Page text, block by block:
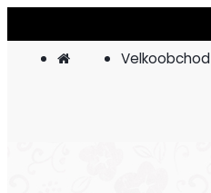
Velkoobchod